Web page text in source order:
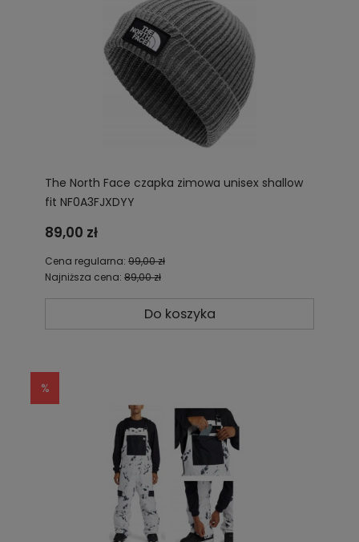
The North Face czapka zimowa unisex shallow
fit NF0A3FJXDYY
89,00 zł
Cena regularna: 99,00 zł
Najniższa cena: 89,00 zł
Do koszyka